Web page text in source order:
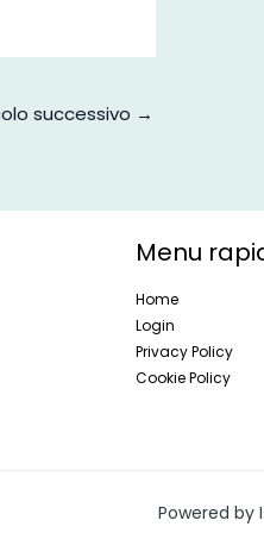
successivo →
Menu
Home
Login
Privacy Policy
Cookie Policy
Powered by